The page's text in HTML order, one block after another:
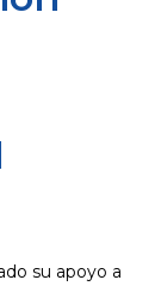
su apoyo a